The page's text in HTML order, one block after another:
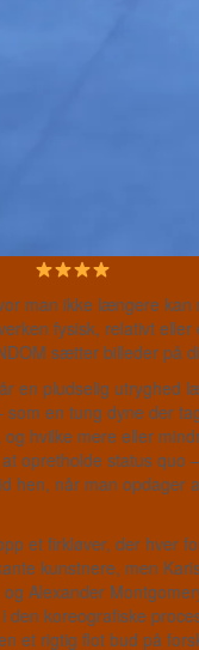
man ikke længere kan
fysisk, relativt eller
sætter billeder på
en pludselig utryghed
en tung dyne der
hvilke mere eller
opretholde status quo
hen, når man opdager
et firkløver, der hver
kunstnere, men
Alexander
den koreografiske
et rigtig flot bud på